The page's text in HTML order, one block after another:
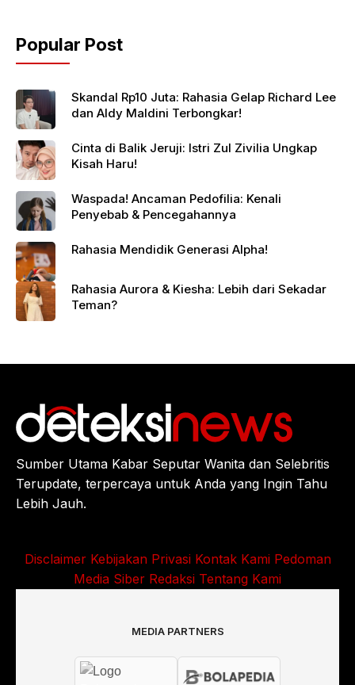
Popular Post
Skandal Rp10 Juta: Rahasia Gelap Richard Lee
dan Aldy Maldini Terbongkar!
Cinta di Balik Jeruji: Istri Zul Zivilia Ungkap
Kisah Haru!
Waspada! Ancaman Pedofilia: Kenali
Penyebab & Pencegahannya
Rahasia Mendidik Generasi Alpha!
Rahasia Aurora & Kiesha: Lebih dari Sekadar
Teman?
Sumber Utama Kabar Seputar Wanita dan Selebritis
Terupdate, terpercaya untuk Anda yang Ingin Tahu
Lebih Jauh.
Disclaimer Kebijakan Privasi Kontak Kami Pedoman
Media Siber Redaksi Tentang Kami
MEDIA PARTNERS